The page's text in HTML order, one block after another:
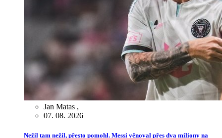
Jan Matas ,
07. 08. 2026
Nežil tam nežil, přesto pomohl. Messi věnoval přes dva miliony na